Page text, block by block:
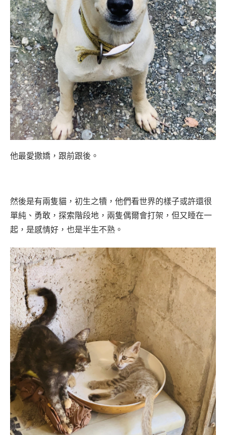
他最愛撒嬌，跟前跟後。
然後是有兩隻貓，初生之犢，他們看世界的樣子或許還很
單純、勇敢，探索階段地，兩隻偶爾會打架，但又睡在一
起，是感情好，也是半生不熟。